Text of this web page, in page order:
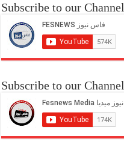
Subscribe to our Channel
Subscribe to our Channel